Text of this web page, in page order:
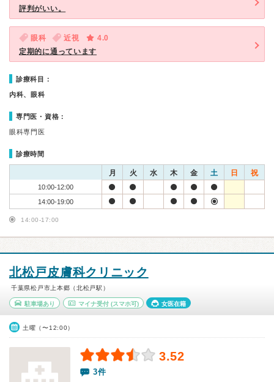
評判がいい。
眼科 近視
4.0
定期的に通っています
診療科目：
内科、眼科
専門医・資格：
眼科専門医
診療時間
月 火 水 木 金 土 日 祝
10:00-12:00
14:00-19:00
14:00-17:00
北松戸皮膚科クリニック
千葉県松戸市上本郷（北松戸駅）
駐車場あり マイナ受付(スマホ可) 女医在籍
土曜（〜12:00）
3.52
3件